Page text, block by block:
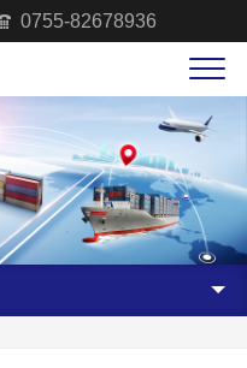
0755-82678936